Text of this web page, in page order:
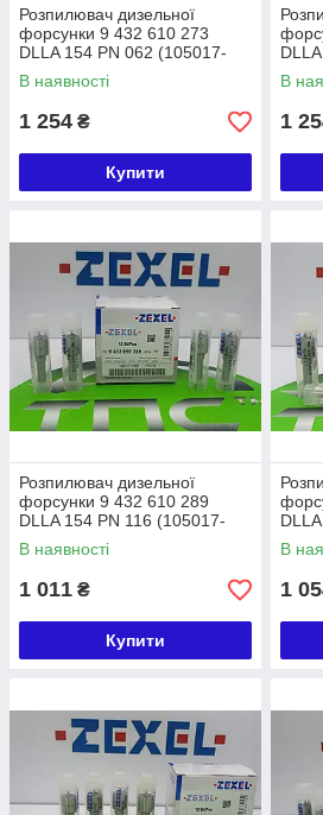
Розпилювач дизельної
форсунки 9 432 610 273
DLLA 154 PN 062 (105017-
0620) ZEXEL ISUZU
В наявності
1 254 ₴
Купити
В
1
Розпилювач дизельної
форсунки 9 432 610 289
DLLA 154 PN 116 (105017-
1160) ZEXEL ISUZU
В наявності
1 011 ₴
Купити
В
1